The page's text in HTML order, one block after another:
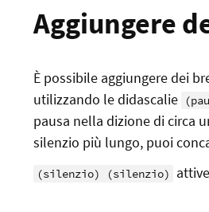
Aggiungere
È possibile aggiungere dei
utilizzando le didascalie
pausa nella dizione di circa
silenzio più lungo, puoi
(silenzio) (silenzio)